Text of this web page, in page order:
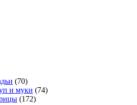
(70)
и муки (74)
(172)